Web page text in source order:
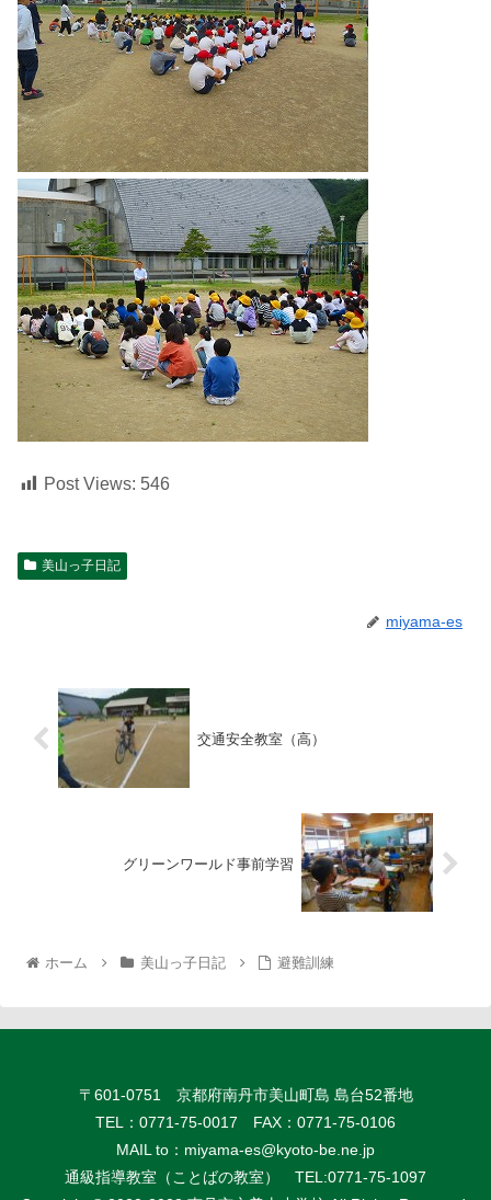
Post Views: 546
美山っ子日記
miyama-es
交通安全教室（高）
グリーンワールド事前学習
ホーム 美山っ子日記 避難訓練
〒601-0751 京都府南丹市美山町島 島台52番地
TEL：0771-75-0017 FAX：0771-75-0106
MAIL to： miyama-es@kyoto-be.ne.jp
通級指導教室（ことばの教室） TEL:0771-75-1097